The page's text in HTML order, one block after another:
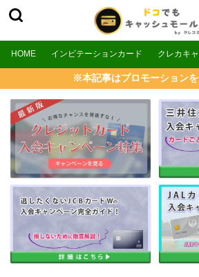
HOME インビテーションカード クレカキ
※本記事はプロモーション